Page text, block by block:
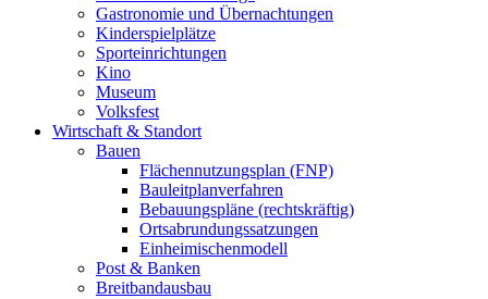
Gastronomie und Übernachtungen
Kinderspielplätze
Sporteinrichtungen
Kino
Museum
Volksfest
Wirtschaft & Standort
Bauen
Flächennutzungsplan (FNP)
Bauleitplanverfahren
Bebauungspläne (rechtskräftig)
Ortsabrundungssatzungen
Einheimischenmodell
Post & Banken
Breitbandausbau